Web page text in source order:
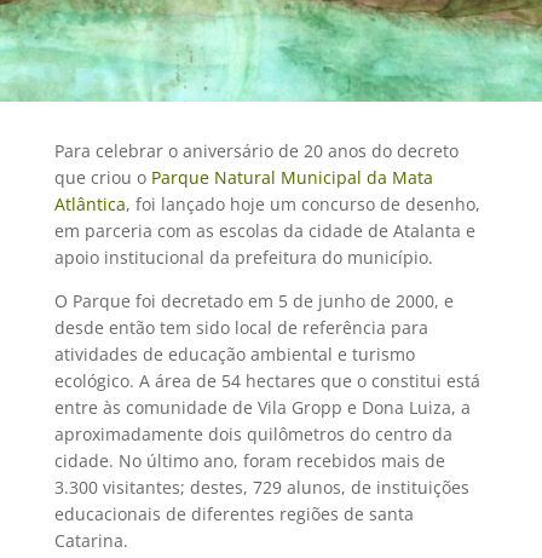
Para celebrar o aniversário de 20 anos do decreto
que criou o Parque Natural Municipal da Mata
Atlântica, foi lançado hoje um concurso de desenho,
em parceria com as escolas da cidade de Atalanta e
apoio institucional da prefeitura do município.
O Parque foi decretado em 5 de junho de 2000, e
desde então tem sido local de referência para
atividades de educação ambiental e turismo
ecológico. A área de 54 hectares que o constitui está
entre às comunidade de Vila Gropp e Dona Luiza, a
aproximadamente dois quilômetros do centro da
cidade. No último ano, foram recebidos mais de
3.300 visitantes; destes, 729 alunos, de instituições
educacionais de diferentes regiões de santa
Catarina.